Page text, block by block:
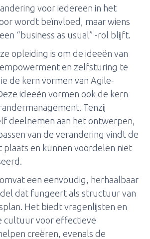
voor iedereen in het
wordt beïnvloed, maar wiens
“business as usual” -rol blijft.
opleiding is om de ideeën van
en zelfsturing te
de kern vormen van Agile-
ideeën vormen ook de kern
Tenzij
deelnemen aan het ontwerpen,
van de verandering vindt de
plaats en kunnen voordelen niet
een eenvoudig, herhaalbaar
dat fungeert als structuur van
Het biedt vragenlijsten en
cultuur voor effectieve
creëren, evenals de